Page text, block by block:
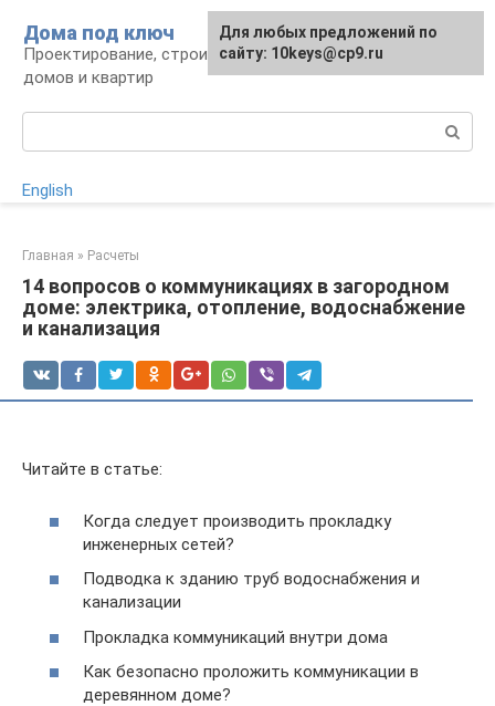
контенту
Дома под ключ
Проектирование, строительство и отделка
домов и квартир
English
Главная » Расчеты
14 вопросов о коммуникациях в загородном
доме: электрика, отопление, водоснабжение
и канализация
Читайте в статье:
Когда следует производить прокладку
инженерных сетей?
Подводка к зданию труб водоснабжения и
канализации
Прокладка коммуникаций внутри дома
Как безопасно проложить коммуникации в
деревянном доме?
Для любых предложений по
сайту: 10keys@cp9.ru